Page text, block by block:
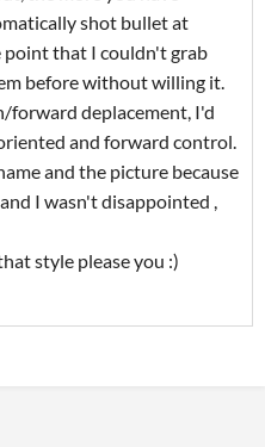
shot bullet at
point that I couldn't grab
before without willing it.
deplacement, I'd
and forward control.
and the picture because
I wasn't disappointed ,
style please you :)